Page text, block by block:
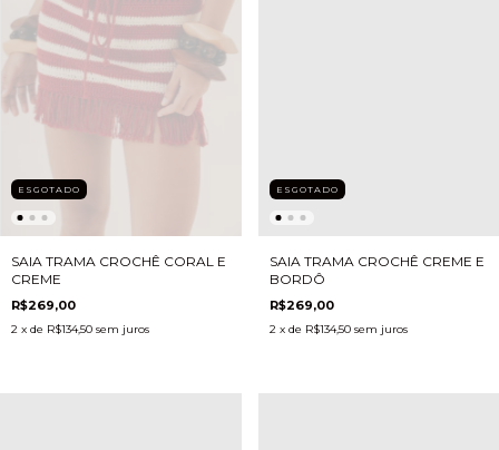
ESGOTADO
SAIA TRAMA CROCHÊ CORAL E
CREME
R$269,00
2 x de R$134,50 sem juros
ESGOTADO
SAIA TRAMA CROCHÊ CREME E
BORDÔ
R$269,00
2 x de R$134,50 sem juros